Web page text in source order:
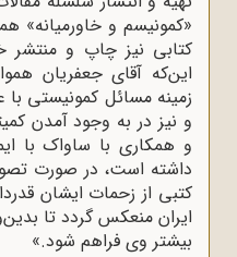
«کمونیسم و خاورمیانه»
کتابی نیز چاپ و
این‌که آقای جعفریان
زمینه مسائل کمونیستی با
و نیز در به وجود آمدن
و همکاری با ساواک با
داشته است، در صورت
کتبی از زحمات ایشان
ایران منعکس گردد تا
بیشتر وی فراهم شود.»